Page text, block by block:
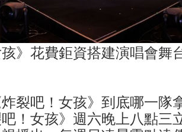
孩》花費鉅資搭建演唱會舞
裂吧！女孩》到底哪一隊
！女孩》週六晚上八點三